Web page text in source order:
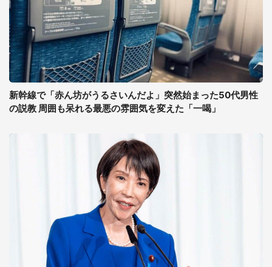
新幹線で「赤ん坊がうるさいんだよ」突然始まった50代男性
の説教 周囲も呆れる最悪の雰囲気を変えた「一喝」